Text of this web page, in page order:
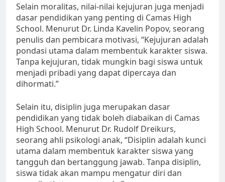
Selain moralitas, nilai-nilai kejujuran juga menjadi
dasar pendidikan yang penting di Camas High
School. Menurut Dr. Linda Kavelin Popov, seorang
penulis dan pembicara motivasi, “Kejujuran adalah
pondasi utama dalam membentuk karakter siswa.
Tanpa kejujuran, tidak mungkin bagi siswa untuk
menjadi pribadi yang dapat dipercaya dan
dihormati.”
Selain itu, disiplin juga merupakan dasar
pendidikan yang tidak boleh diabaikan di Camas
High School. Menurut Dr. Rudolf Dreikurs,
seorang ahli psikologi anak, “Disiplin adalah kunci
utama dalam membentuk karakter siswa yang
tangguh dan bertanggung jawab. Tanpa disiplin,
siswa tidak akan mampu mengatur diri dan